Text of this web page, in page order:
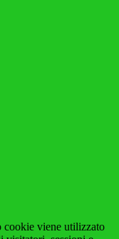
cookie viene utilizzato